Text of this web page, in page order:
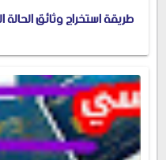
طريقة استخراج وثائق الحالة